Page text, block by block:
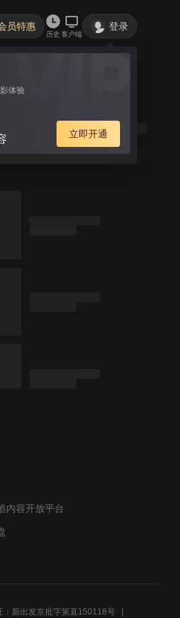
员特惠
历史 客户端
登录
体验
立即开通
内容开放平台
：新出发京批字第直150118号